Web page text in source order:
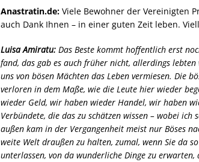
Anastratin.de: Viele Bewohner der Vereinigten
auch Dank Ihnen – in einer guten Zeit leben.
Luisa Amiratu: Das Beste kommt hoffentlich erst
fand, das gab es auch früher nicht, allerdings
uns von bösen Mächten das Leben vermiesen. Die
verloren in dem Maße, wie die Leute hier wieder
wieder Geld, wir haben wieder Handel, wir haben
Verbündete, die das zu schätzen wissen – wobei
außen kam in der Vergangenheit meist nur Böses
weite Welt draußen zu halten, zumal, wenn Sie da
unterlassen, von da wunderliche Dinge zu